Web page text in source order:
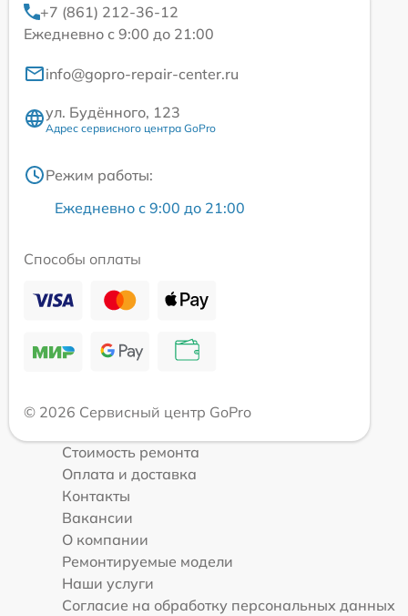
+7 (861) 212-36-12
Ежедневно с 9:00 до 21:00
info@gopro-repair-center.ru
ул. Будённого, 123
Адрес сервисного центра GoPro
Режим работы:
Ежедневно с 9:00 до 21:00
Способы оплаты
© 2026 Сервисный центр GoPro
Стоимость ремонта
Оплата и доставка
Контакты
Вакансии
О компании
Ремонтируемые модели
Наши услуги
Согласие на обработку персональных данных